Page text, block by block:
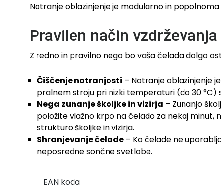
Notranje oblazinjenje je modularno in
Pravilen način
Z redno in pravilno nego bo vaša čelada dolgo
Čiščenje notranjosti – Notranje oblazinjenje
pralnem stroju pri nizki temperaturi (do 30 °C)
Nega zunanje školjke in vizirja – Zunanjo
položite vlažno krpo na čelado za nekaj minut,
strukturo školjke in vizirja.
Shranjevanje čelade – Ko čelade ne
neposredne sončne svetlobe.
EAN koda